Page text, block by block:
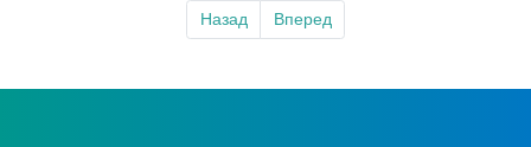
Назад Вперед